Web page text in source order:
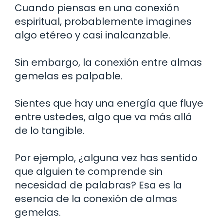
Cuando piensas en una conexión
espiritual, probablemente imagines
algo etéreo y casi inalcanzable.
Sin embargo, la conexión entre almas
gemelas es palpable.
Sientes que hay una energía que fluye
entre ustedes, algo que va más allá
de lo tangible.
Por ejemplo, ¿alguna vez has sentido
que alguien te comprende sin
necesidad de palabras? Esa es la
esencia de la conexión de almas
gemelas.